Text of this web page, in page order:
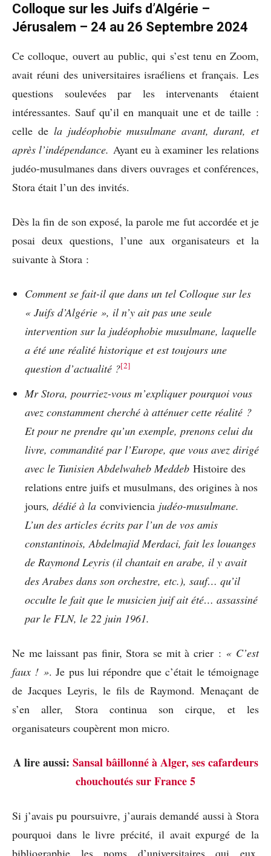
Colloque sur les Juifs d’Algérie –
Jérusalem – 24 au 26 Septembre 2024
Ce colloque, ouvert au public, qui s’est tenu en Zoom,
avait réuni des universitaires israéliens et français. Les
questions soulevées par les intervenants étaient
intéressantes. Sauf qu’il en manquait une et de taille :
celle dela judéophobie musulmane avant, durant, et
après l’indépendance. Ayant eu à examiner les relations
judéo-musulmanes dans divers ouvrages et conférences,
Stora était l’un des invités.
Dès la fin de son exposé, la parole me fut accordée et je
posai deux questions, l’une aux organisateurs et la
suivante à Stora :
Comment se fait-il que dans un tel Colloque sur les
« Juifs d’Algérie », il n’y ait pas une seule
intervention sur la judéophobie musulmane, laquelle
a été une réalité historique et est toujours une
question d’actualité ?[2]
Mr Stora, pourriez-vous m’expliquer pourquoi vous
avez constamment cherché à atténuer cette réalité ?
Et pour ne prendre qu’un exemple, prenons celui du
livre, commandité par l’Europe, que vous avez dirigé
avec le Tunisien Abdelwaheb Meddeb Histoire des
relations entre juifs et musulmans, des origines à nos
jours, dédié à la conviviencia judéo-musulmane.
L’un des articles écrits par l’un de vos amis
constantinois, Abdelmajid Merdaci, fait les louanges
de Raymond Leyris (il chantait en arabe, il y avait
des Arabes dans son orchestre, etc.), sauf… qu’il
occulte le fait que le musicien juif ait été… assassiné
par le FLN, le 22 juin 1961.
Ne me laissant pas finir, Stora se mit à crier : « C’est
faux ! ». Je pus lui répondre que c’était le témoignage
de Jacques Leyris, le fils de Raymond. Menaçant de
s’en aller, Stora continua son cirque, et les
organisateurs coupèrent mon micro.
A lire aussi: Sansal bâillonné à Alger, ses cafardeurs
chouchoutés sur France 5
Si j’avais pu poursuivre, j’aurais demandé aussi à Stora
pourquoi dans le livre précité, il avait expurgé de la
bibliographie les noms d’universitaires qui eux,